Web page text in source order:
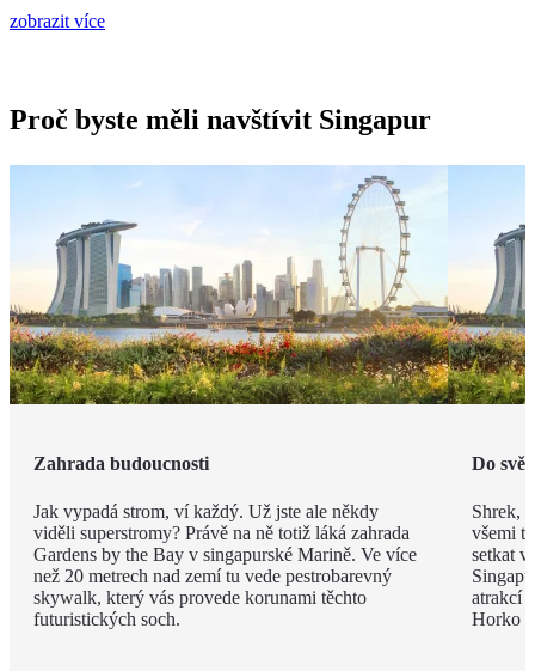
zobrazit více
Proč byste měli navštívit Singapur
Zahrada budoucnosti
Jak vypadá strom, ví každý. Už jste ale někdy
viděli superstromy? Právě na ně totiž láká zahrada
Gardens by the Bay v singapurské Marině. Ve více
než 20 metrech nad zemí tu vede pestrobarevný
skywalk, který vás provede korunami těchto
futuristických soch.
Do
Shrek,
všemi
setkat
atrakcí
Horko